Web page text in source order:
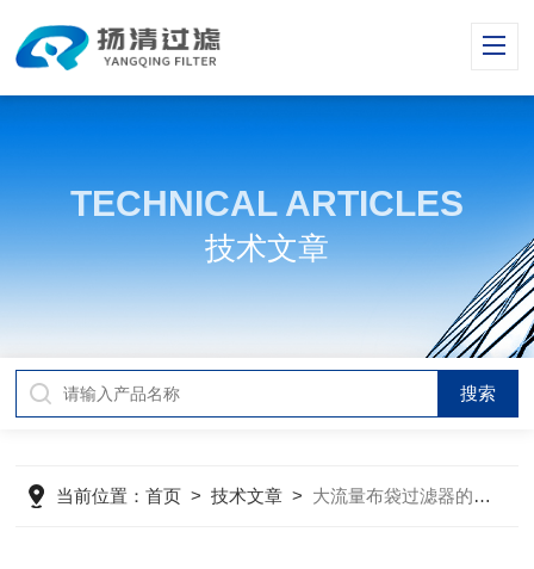
TECHNICAL ARTICLES
技术文章
当前位置：首页 >技术文章 > 大流量布袋过滤器的结构特点及应用场景